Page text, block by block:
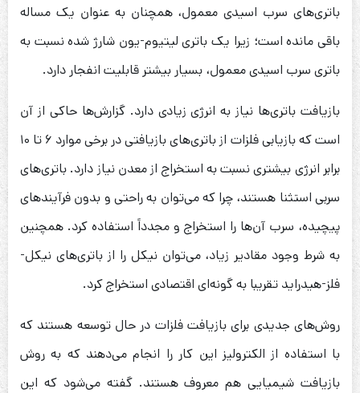
باتری‌های سرب اسیدی معمول، همچنان به عنوان یک مساله
باقی مانده است؛ زیرا یک باتری لیتیوم-یون شارژ شده نسبت به
باتری سرب اسیدی معمول، بسیار بیشتر قابلیت انفجار دارد.
بازیافت باتری‌ها نیاز به انرژی زیادی دارد. گزارش‌ها حاکی از آن
است که بازیابی فلزات از باتری‌های بازیافتی در برخی موارد ۶ تا ۱۰
برابر انرژی بیشتری نسبت به استخراج از معدن نیاز دارد. باتری‌های
سربی استثنا هستند، چرا که می‌توان به راحتی و بدون فرآیندهای
پیچیده، سرب آن‌ها را استخراج و مجدداً استفاده کرد. همچنین
به شرط وجود مقادیر زیاد، می‌توان نیکل را از باتری‌های نیکل-
فلز-هیدراید تقریبا به گونه‌ای اقتصادی استخراج کرد.
روش‌های جدیدی برای بازیافت فلزات در حال توسعه هستند که
با استفاده از الکترولیز این کار را انجام می‌دهند که به روش
بازیافت شیمیایی هم معروف هستند. گفته می‌شود که این